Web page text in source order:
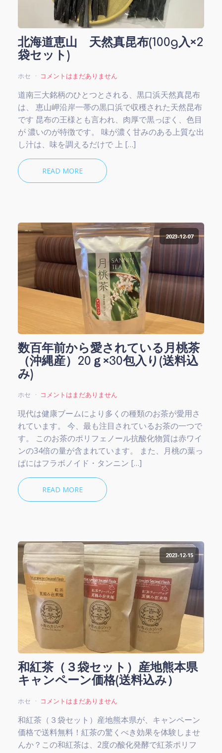
北海道恵山 天然真昆布(100g入×2
袋セット)
ホセ コメントはまだありません
道南三大銘柄のひとつとされる、黒口浜天然真昆布
は、 恵山岬沿岸一帯の黒口浜で収穫された天然昆布
です 昆布の王様とも言われ、肉厚で黒っぽく、色目
が 濃いのが特徴です。 味が濃く甘みのある上質な出
し汁は、味を調えるだけで 上 […]
READ MORE
2023-12-07
数百年前から愛されている月桃茶
（沖縄産）20ｇ×30包入り(送料込
み)
ホセ コメントはまだありません
現代は健康ブームにより多くの種類のお茶が愛用さ
れています。 今、最も注目されているお茶の一つで
す。 このお茶のポリフェノール抗酸化物質は赤ワイ
ンの34倍の量が含まれています。 また、月桃の葉っ
ぱにはフラボノイド・タンニン […]
READ MORE
2023-12-15
和紅茶（３袋セット）産地熊本県
キャンペーン価格(送料込み）
ホセ コメントはまだありません
和紅茶（３袋セット）産地熊本県が、キャンペーン
価格で送料無料！紅茶の驚くべき効果を体験しませ
んか？この和紅茶は、2度の酸化発酵で紅茶ポリフ